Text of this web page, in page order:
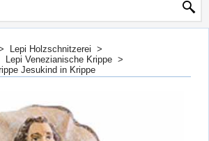
Lepi Holzschnitzerei >
Lepi Venezianische Krippe >
Jesukind in Krippe